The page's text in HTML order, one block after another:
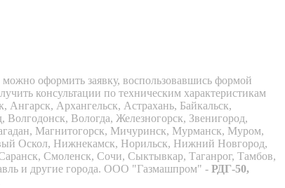
оформить заявку, воспользовавшись формой
консультации по техническим характеристикам
Архангельск, Астрахань, Байкальск,
Вологда, Железногорск, Звенигород,
Магнитогорск, Мичуринск, Мурманск, Муром,
Оскол, Нижнекамск, Норильск, Нижний Новгород,
Смоленск, Сочи, Сыктывкар, Таганрог, Тамбов,
и другие города. ООО "Газмашпром" - РДГ-50,